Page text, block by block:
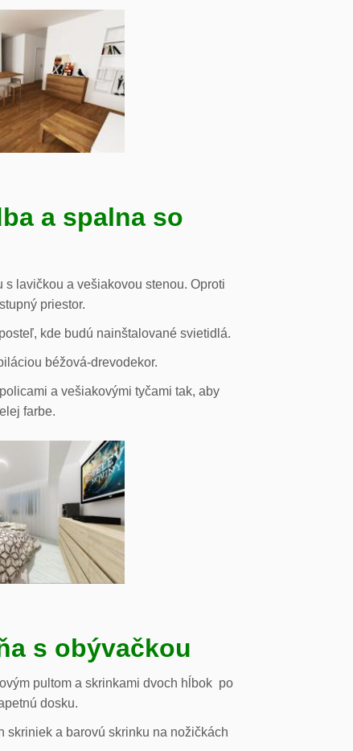
a spalna so
lavičkou a vešiakovou stenou. Oproti
priestor.
kde budú nainštalované svietidlá.
béžová-drevodekor.
a vešiakovými tyčami tak, aby
farbe.
s obývačkou
pultom a skrinkami dvoch hĺbok po
dosku.
skriniek a barovú skrinku na nožičkách